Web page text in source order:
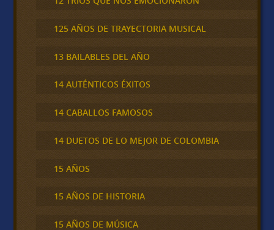
125 AÑOS DE TRAYECTORIA MUSICAL
13 BAILABLES DEL AÑO
14 AUTÉNTICOS ÉXITOS
14 CABALLOS FAMOSOS
14 DUETOS DE LO MEJOR DE COLOMBIA
15 AÑOS
15 AÑOS DE HISTORIA
15 AÑOS DE MÚSICA